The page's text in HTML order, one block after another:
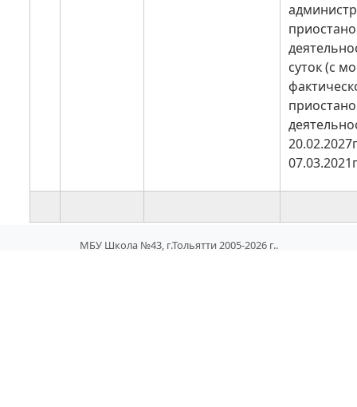
суток (с
МБУ Школа №43, г.Тольятти 2005-2026 г..